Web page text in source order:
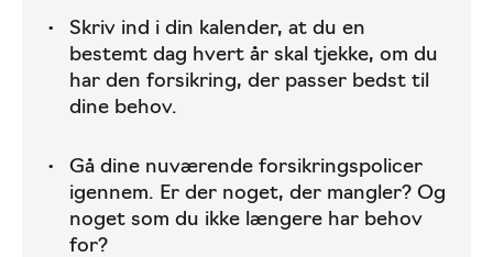
Skriv ind i din kalender, at du en
bestemt dag hvert år skal tjekke, om du
har den forsikring, der passer bedst til
dine behov.
Gå dine nuværende forsikringspolicer
igennem. Er der noget, der mangler? Og
noget som du ikke længere har behov
for?